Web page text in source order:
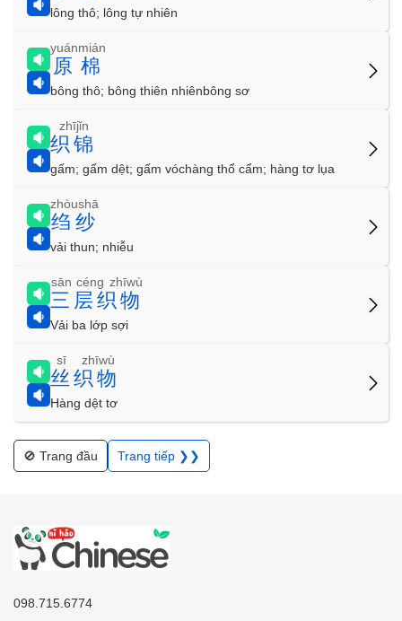
lông thô; lông tự nhiên
原棉
yuánmián
bông thô; bông thiên nhiênbông sơ
织锦
zhījǐn
gấm; gấm dệt; gấm vóchàng thổ cẩm; hàng tơ lụa
绉纱
zhòushā
vải thun; nhiễu
三层织物
sān céng zhīwù
Vải ba lớp sợi
丝织物
sī zhīwù
Hàng dệt tơ
🚫 Trang đầu Trang tiếp ❯❯
098.715.6774